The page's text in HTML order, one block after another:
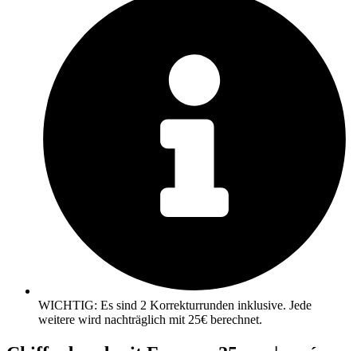
WICHTIG: Es sind 2 Korrekturrunden inklusive. Jede
weitere wird nachträglich mit 25€ berechnet.